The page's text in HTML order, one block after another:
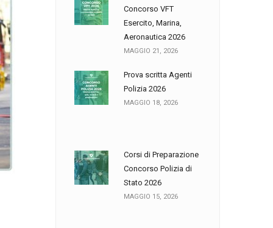
Concorso VFT
Esercito, Marina,
Aeronautica 2026
MAGGIO 21, 2026
Prova scritta Agenti
Polizia 2026
MAGGIO 18, 2026
Corsi di Preparazione
Concorso Polizia di
Stato 2026
MAGGIO 15, 2026